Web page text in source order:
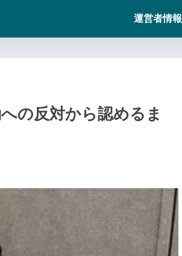
運営者情報
の反対から認めるま